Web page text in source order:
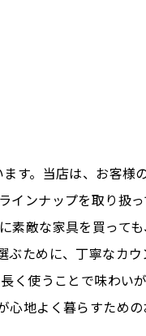
す。当店は、お客様
インナップを取り扱
素敵な家具を買って
ぶために、丁寧なカ
く使うことで味わい
心地よく暮らすため